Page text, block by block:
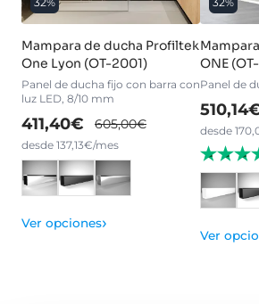
Mampara de ducha Profiltek
One Lyon (OT-2001)
Panel de ducha fijo con barra con
luz LED, 8/10 mm
411,40€ 605,00€
desde 137,13€/mes
Ver opciones›
ONE
Panel de
desde
Ver